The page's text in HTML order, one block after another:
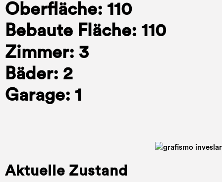
Oberfläche: 110
Bebaute Fläche: 110
Zimmer: 3
Bäder: 2
Garage: 1
Aktuelle Zustand